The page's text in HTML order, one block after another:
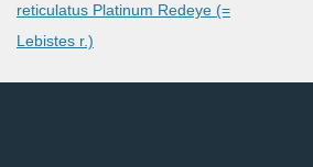
navigation
reticulatus Platinum Redeye (=
Lebistes r.)